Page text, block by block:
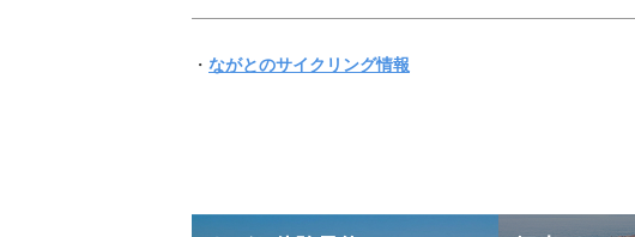
・ ながとのサイクリング情報